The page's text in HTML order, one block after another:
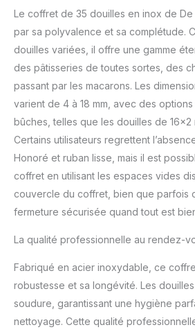
sans
vous offre
hygiène
lave-
Le coffret de 35 douilles en inox de
par sa polyvalence et sa complétude.
douilles variées, il offre une gamme
des pâtisseries de toutes sortes, des
passant par les macarons. Les
varient de 4 à 18 mm, avec des
bûches, telles que les douilles de 16×2
Certains utilisateurs regrettent
Honoré et ruban lisse, mais il est
coffret en utilisant les espaces vides
couvercle du coffret, bien que parfois
fermeture sécurisée quand tout est
La qualité professionnelle au rendez-
Fabriqué en acier inoxydable, ce
robustesse et sa longévité. Les
soudure, garantissant une hygiène
nettoyage. Cette qualité